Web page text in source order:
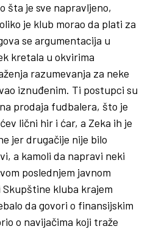
šta je sve napravljeno,
je klub morao da plati za
se argumentacija u
kretala u okvirima
razumevanja za neke
iznuđenim. Ti postupci su
prodaja fudbalera, što je
lični hir i ćar, a Zeka ih je
jer drugačije nije bilo
a kamoli da napravi neki
poslednjem javnom
kluba krajem
da govori o finansijskim
o navijačima koji traže